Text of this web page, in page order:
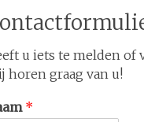
u iets te melden of
horen graag van u!
*